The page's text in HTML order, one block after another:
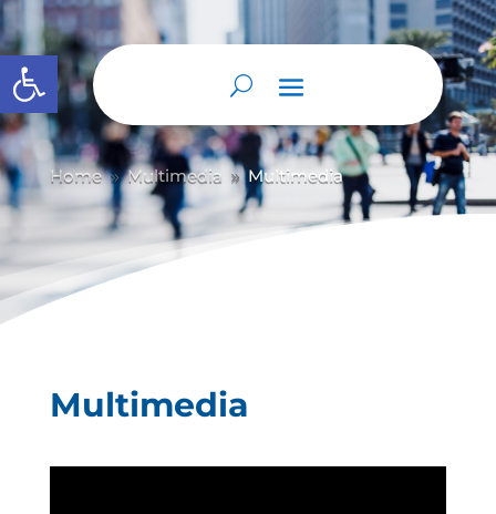
Abrir barra de herramientas
Home 9 Multimedia 9 Multimedia
Multimedia